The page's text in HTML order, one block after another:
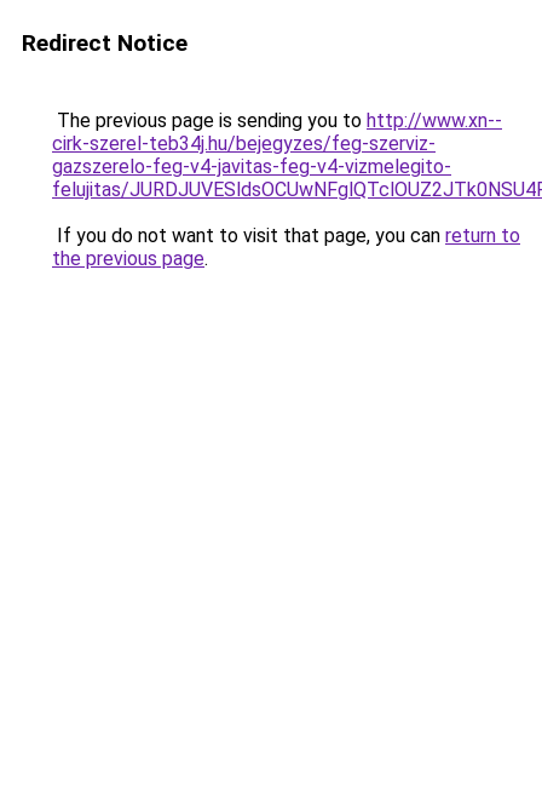
Redirect Notice
The previous page is sending you to http://www.xn--
cirk-szerel-teb34j.hu/bejegyzes/feg-szerviz-
gazszerelo-feg-v4-javitas-feg-v4-vizmelegito-
felujitas/
If you do not want to visit that page, you can return to
the previous page.